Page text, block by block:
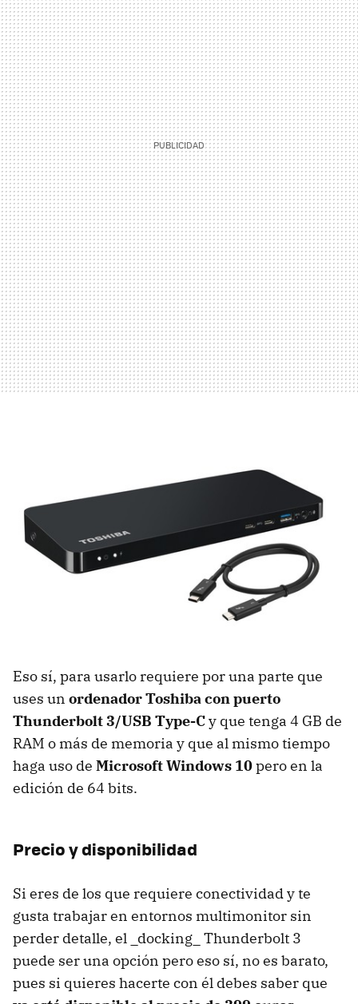
Eso sí, para usarlo requiere por una parte que
uses un ordenador Toshiba con puerto
Thunderbolt 3/USB Type-Cy que tenga 4 GB de
RAM o más de memoria y que al mismo tiempo
haga uso de Microsoft Windows 10pero en la
edición de 64 bits.
Precio y disponibilidad
Si eres de los que requiere conectividad y te
gusta trabajar en entornos multimonitor sin
perder detalle, el _docking_ Thunderbolt 3
puede ser una opción pero eso sí, no es barato,
pues si quieres hacerte con él debes saber que